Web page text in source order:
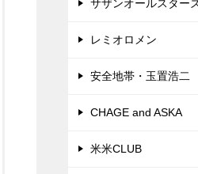
サザンオールスター
レミオロメン
安全地帯・玉置浩二
CHAGE and ASKA
米米CLUB